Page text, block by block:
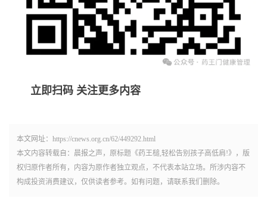
立即扫码 关注更多内容
本文网址：https://cnews.org.cn/62/449292.html
本文内容转载自：晨报之声，原标题《药王槌,轻松告别孩子高低肩!》，版
权归原作者所有，内容为原作者独立观点，不代表本站立场。所涉内容不
构成投资消费建议，仅供读者参考。如有问题，请联系我们删除。